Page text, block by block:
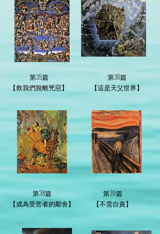
第35篇
【救我們脫離兇惡】
第38篇
【成為受苦者的鄰舍】
第36篇
【這是天父世界】
第39篇
【不需自責】